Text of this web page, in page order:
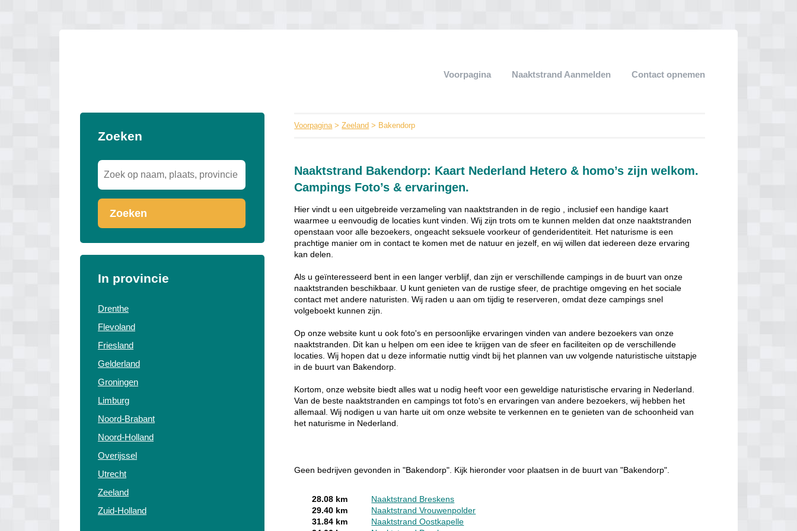
Voorpagina Naaktstrand Aanmelden Contact opnemen
Zoeken
Zoeken
In provincie
Drenthe
Flevoland
Friesland
Gelderland
Groningen
Limburg
Noord-Brabant
Noord-Holland
Overijssel
Utrecht
Zeeland
Zuid-Holland
Voorpagina>Zeeland > Bakendorp
Naaktstrand Bakendorp: Kaart Nederland Hetero & homo’s zijn welkom.
Campings Foto’s & ervaringen.
Hier vindt u een uitgebreide verzameling van naaktstranden in de regio , inclusief een handige kaart
waarmee u eenvoudig de locaties kunt vinden. Wij zijn trots om te kunnen melden dat onze naaktstranden
openstaan voor alle bezoekers, ongeacht seksuele voorkeur of genderidentiteit. Het naturisme is een
prachtige manier om in contact te komen met de natuur en jezelf, en wij willen dat iedereen deze ervaring
kan delen.
Als u geïnteresseerd bent in een langer verblijf, dan zijn er verschillende campings in de buurt van onze
naaktstranden beschikbaar. U kunt genieten van de rustige sfeer, de prachtige omgeving en het sociale
contact met andere naturisten. Wij raden u aan om tijdig te reserveren, omdat deze campings snel
volgeboekt kunnen zijn.
Op onze website kunt u ook foto's en persoonlijke ervaringen vinden van andere bezoekers van onze
naaktstranden. Dit kan u helpen om een idee te krijgen van de sfeer en faciliteiten op de verschillende
locaties. Wij hopen dat u deze informatie nuttig vindt bij het plannen van uw volgende naturistische uitstapje
in de buurt van Bakendorp.
Kortom, onze website biedt alles wat u nodig heeft voor een geweldige naturistische ervaring in Nederland.
Van de beste naaktstranden en campings tot foto's en ervaringen van andere bezoekers, wij hebben het
allemaal. Wij nodigen u van harte uit om onze website te verkennen en te genieten van de schoonheid van
het naturisme in Nederland.
Geen bedrijven gevonden in "Bakendorp". Kijk hieronder voor plaatsen in de buurt van "Bakendorp".
28.08 km
Naaktstrand Breskens
29.40 km
Naaktstrand Vrouwenpolder
31.84 km
Naaktstrand Oostkapelle